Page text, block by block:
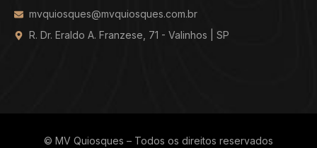
mvquiosques@mvquiosques.com.br
R. Dr. Eraldo A. Franzese, 71 - Valinhos | SP
© MV Quiosques – Todos os direitos reservados